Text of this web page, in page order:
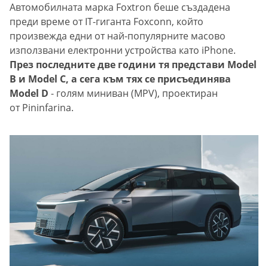
Автомобилната марка Foxtron беше създадена
преди време от IT-гиганта Foxconn, който
произвежда едни от най-популярните масово
използвани електронни устройства като iPhone.
През последните две години тя представи Model
B и Model C, а сега към тях се присъединява
Model D - голям миниван (MPV), проектиран
от Pininfarina.